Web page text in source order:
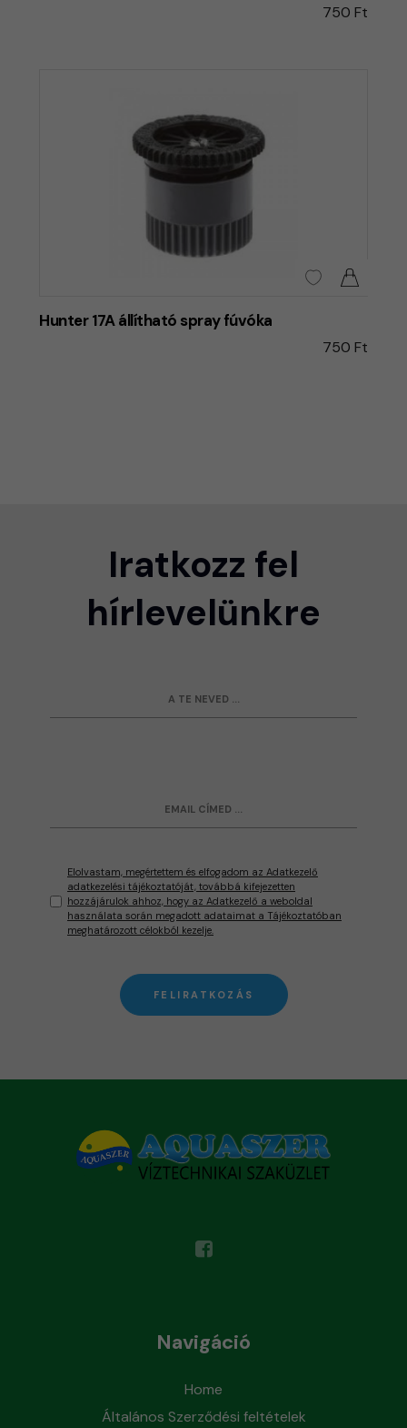
750 Ft
Hunter 17A állítható spray fúvóka
750 Ft
Iratkozz fel
hírlevelünkre
Elolvastam, megértettem és elfogadom az Adatkezelő
adatkezelési tájékoztatóját, továbbá kifejezetten
hozzájárulok ahhoz, hogy az Adatkezelő a weboldal
használata során megadott adataimat a Tájékoztatóban
meghatározott célokból kezelje.
FELIRATKOZÁS
Navigáció
Home
Általános Szerződési feltételek